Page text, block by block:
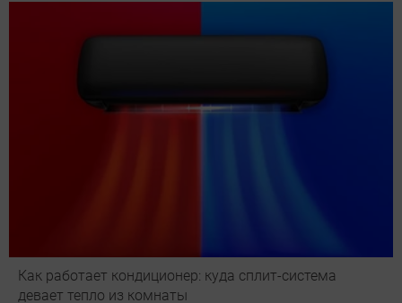
Как работает кондиционер: куда сплит-система
девает тепло из комнаты